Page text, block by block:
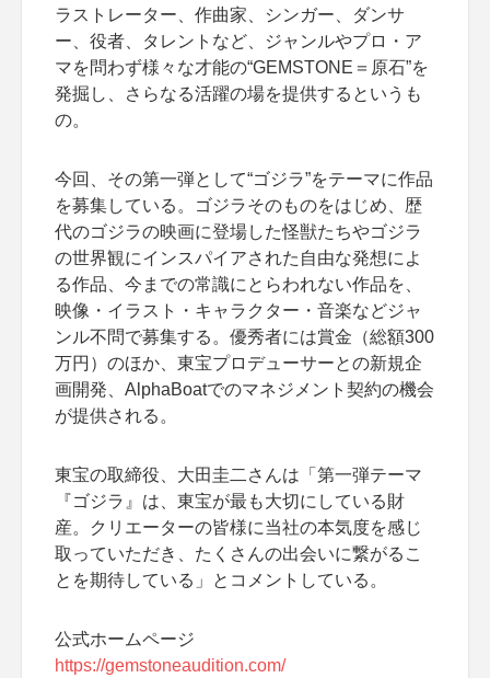
ラストレーター、作曲家、シンガー、ダンサ
ー、役者、タレントなど、ジャンルやプロ・ア
マを問わず様々な才能の“GEMSTONE＝原石”を
発掘し、さらなる活躍の場を提供するというも
の。
今回、その第一弾として“ゴジラ”をテーマに作品
を募集している。ゴジラそのものをはじめ、歴
代のゴジラの映画に登場した怪獣たちやゴジラ
の世界観にインスパイアされた自由な発想によ
る作品、今までの常識にとらわれない作品を、
映像・イラスト・キャラクター・音楽などジャ
ンル不問で募集する。優秀者には賞金（総額300
万円）のほか、東宝プロデューサーとの新規企
画開発、AlphaBoatでのマネジメント契約の機会
が提供される。
東宝の取締役、大田圭二さんは「第一弾テーマ
『ゴジラ』は、東宝が最も大切にしている財
産。クリエーターの皆様に当社の本気度を感じ
取っていただき、たくさんの出会いに繋がるこ
とを期待している」とコメントしている。
公式ホームページ
https://gemstoneaudition.com/